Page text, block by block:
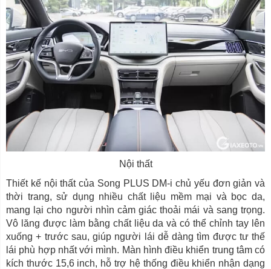
Nội thất
Thiết kế nội thất của Song PLUS DM-i chủ yếu đơn giản và
thời trang, sử dụng nhiều chất liệu mềm mại và bọc da,
mang lại cho người nhìn cảm giác thoải mái và sang trọng.
Vô lăng được làm bằng chất liệu da và có thể chỉnh tay lên
xuống + trước sau, giúp người lái dễ dàng tìm được tư thế
lái phù hợp nhất với mình. Màn hình điều khiển trung tâm có
kích thước 15,6 inch, hỗ trợ hệ thống điều khiển nhận dạng